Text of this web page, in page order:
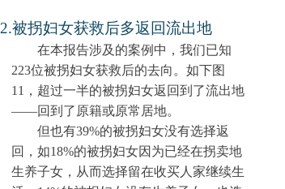
2.被拐妇女获救后多返回流出地
在本报告涉及的案例中，我们已知
223位被拐妇女获救后的去向。如下图
11 ，超过一半的被拐妇女返回到了流出地
——回到了原籍或原常居地。
但也有39%的被拐妇女没有选择返
回，如18%的被拐妇女因为已经在拐卖地
生养子女，从而选择留在收买人家继续生